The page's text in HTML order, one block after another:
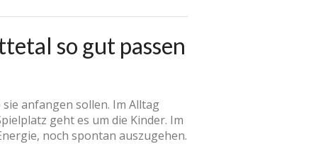
so gut passen
anfangen sollen. Im Alltag
geht es um die Kinder. Im
noch spontan auszugehen.